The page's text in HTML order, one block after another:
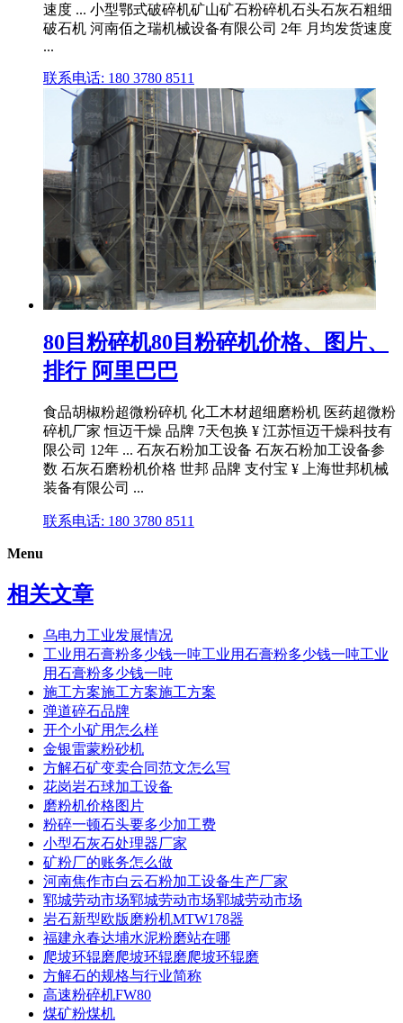
速度 ... 小型鄂式破碎机矿山矿石粉碎机石头石灰石粗细
破石机 河南佰之瑞机械设备有限公司 2年 月均发货速度
...
联系电话: 180 3780 8511
80目粉碎机80目粉碎机价格、图片、
排行 阿里巴巴
食品胡椒粉超微粉碎机 化工木材超细磨粉机 医药超微粉
碎机厂家 恒迈干燥 品牌 7天包换 ¥ 江苏恒迈干燥科技有
限公司 12年 ... 石灰石粉加工设备 石灰石粉加工设备参
数 石灰石磨粉机价格 世邦 品牌 支付宝 ¥ 上海世邦机械
装备有限公司 ...
联系电话: 180 3780 8511
Menu
相关文章
乌电力工业发展情况
工业用石膏粉多少钱一吨工业用石膏粉多少钱一吨工业
用石膏粉多少钱一吨
施工方案施工方案施工方案
弹道碎石品牌
开个小矿用怎么样
金银雷蒙粉砂机
方解石矿变卖合同范文怎么写
花岗岩石球加工设备
磨粉机价格图片
粉碎一顿石头要多少加工费
小型石灰石处理器厂家
矿粉厂的账务怎么做
河南焦作市白云石粉加工设备生产厂家
郓城劳动市场郓城劳动市场郓城劳动市场
岩石新型欧版磨粉机MTW178器
福建永春达埔水泥粉磨站在哪
爬坡环辊磨爬坡环辊磨爬坡环辊磨
方解石的规格与行业简称
高速粉碎机FW80
煤矿粉煤机